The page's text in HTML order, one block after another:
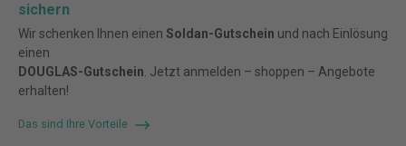
sichern
Wir schenken Ihnen einen Soldan-Gutschein und nach Einlösung
einen
DOUGLAS-Gutschein . Jetzt anmelden – shoppen – Angebote
erhalten!
Das sind Ihre Vorteile